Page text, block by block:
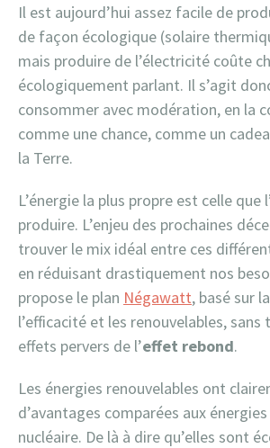
Il est aujourd’hui assez facile de
de façon écologique (solaire
mais produire de l’électricité coûte
écologiquement parlant. Il s’agit
consommer avec modération, en la
comme une chance, comme un
la Terre.
L’énergie la plus propre est celle que
produire. L’enjeu des prochaines
trouver le mix idéal entre ces
en réduisant drastiquement nos
propose le plan Négawatt, basé sur
l’efficacité et les renouvelables, sans
effets pervers de l’effet rebond.
Les énergies renouvelables ont
d’avantages comparées aux
nucléaire. De là à dire qu’elles sont